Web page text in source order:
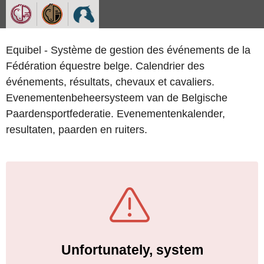
Equibel - Système de gestion des événements de la
Fédération équestre belge. Calendrier des
événements, résultats, chevaux et cavaliers.
Evenementenbeheersysteem van de Belgische
Paardensportfederatie. Evenementenkalender,
resultaten, paarden en ruiters.
Unfortunately, system